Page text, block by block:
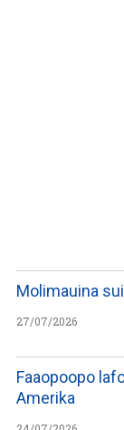
Molimauina
27/07/2026
Faaopoopo
Amerika